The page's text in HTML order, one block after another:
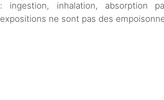
: ingestion, inhalation, absorption
expositions ne sont pas des